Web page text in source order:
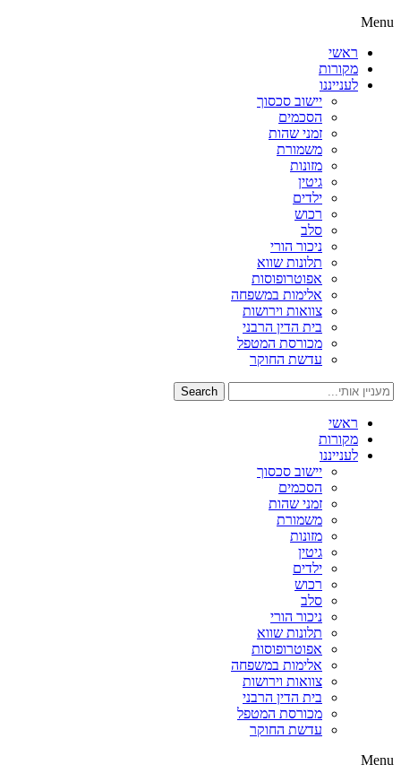
Menu
ראשי
מקורות
לענייננו
יישוב סכסוך
הסכמים
זמני שהות
משמורת
מזונות
גיטין
ילדים
רכוש
סלב
ניכור הורי
תלונות שווא
אפוטרופוסות
אלימות במשפחה
צוואות וירושות
בית הדין הרבני
מכורסת המטפל
עדשת החוקר
Search
ראשי
מקורות
לענייננו
יישוב סכסוך
הסכמים
זמני שהות
משמורת
מזונות
גיטין
ילדים
רכוש
סלב
ניכור הורי
תלונות שווא
אפוטרופוסות
אלימות במשפחה
צוואות וירושות
בית הדין הרבני
מכורסת המטפל
עדשת החוקר
Menu